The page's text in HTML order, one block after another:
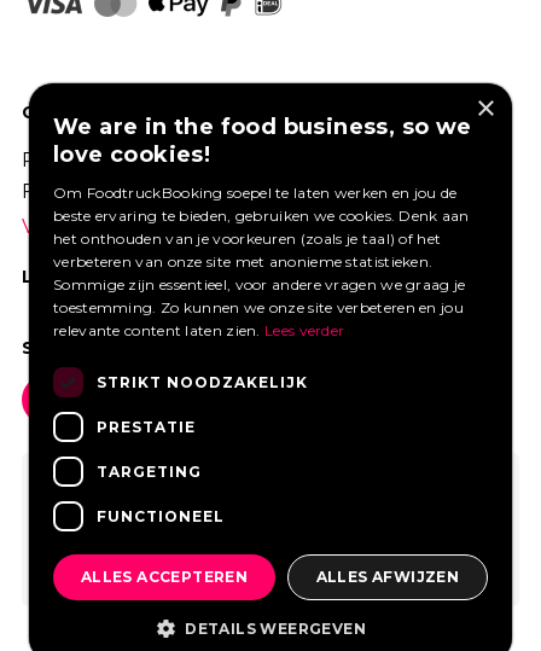
GOED VERZEKERD ONDERNEMEN?
Profiteer van een aantrekkelijke premie via
Foodtruckbooking.
Vraag een offerte aan.
LIKE ONS OP FACEBOOK
SOCIAL MEDIA
×
We are in the food business, so we
love cookies!
Om FoodtruckBooking soepel te laten werken en jou de
beste ervaring te bieden, gebruiken we cookies. Denk aan
het onthouden van je voorkeuren (zoals je taal) of het
verbeteren van onze site met anonieme statistieken.
Sommige zijn essentieel, voor andere vragen we graag je
toestemming. Zo kunnen we onze site verbeteren en jou
relevante content laten zien. Lees verder
STRIKT NOODZAKELIJK
PRESTATIE
TARGETING
FUNCTIONEEL
ALLES ACCEPTEREN ALLES AFWIJZEN
DETAILS WEERGEVEN